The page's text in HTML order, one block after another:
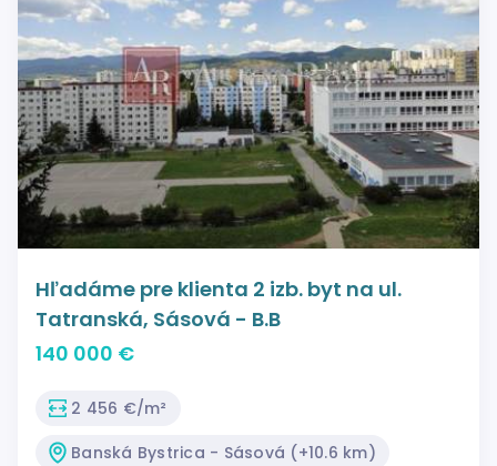
Hľadáme pre klienta 2 izb. byt na ul.
Tatranská, Sásová - B.B
140 000 €
2 456 €/m²
Banská Bystrica - Sásová (+10.6 km)